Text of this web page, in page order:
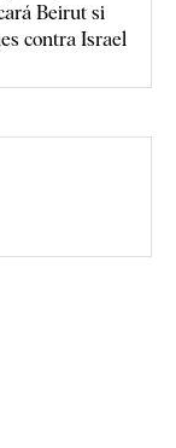
Beirut si
contra Israel